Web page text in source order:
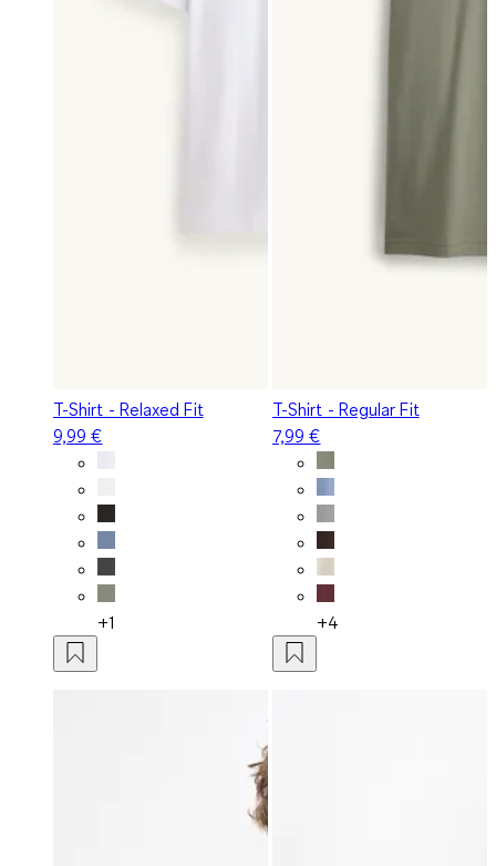
T-Shirt - Relaxed Fit
9,99 €
+1
T-Shirt - Regular Fit
7,99 €
+4